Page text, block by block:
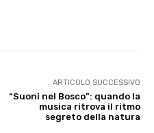
ARTICOLO SUCCESSIVO
“Suoni nel Bosco”: quando la
musica ritrova il ritmo
segreto della natura